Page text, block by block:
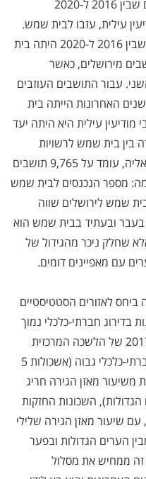
מכלל התושבים שיצאו בחמש השנים שבין 2016 ל-2020
עילית, עזבו לבית שמש.
בתוך כך, בשלוש מתוך חמש השנים שבין 2016 ל-2020 היתה בית
מירושלים, כאשר
עבור התושבים העוזבים
האחרונות הייתה בית
עילית היא היתה יעד
בין בית שמש לרשויות
מקומיות המהוות מוצא הגירה עיקרי אליה, עומד על 9,765 תושבים
מספר הנכנסים לבית שמש
שמש לירושלים שווה
בעבר ובעתיד בבית שמש הוא
שחלק ניכר מהגידול של
עם מאפיינים דומים.
לאזורים הסטטיסטיים
בדירוג חברתי-כלכלי נמוך
(אשכולות 4-1 בהתאם לנתוני שנת 2017 של הלשכה המרכזית
לסטטיסטיקה) לבין שכונות בדירוג חברתי-כלכלי גבוה (אשכולות 5
משיעור מאזן הגירה חריג
הערים הגדולות), השכונות החזקות
שיעור מאזן הגירה שלילי
מבין הערים הגדולות ובפער
זה ממחיש את מסלול